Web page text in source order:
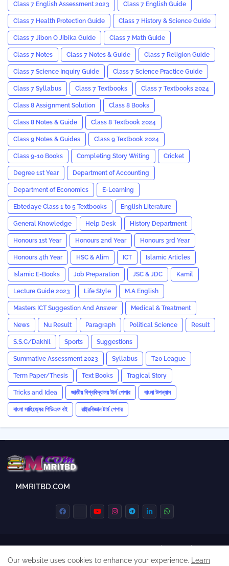
Class 7 English Assessment 2023 Class 7 English Guide
Class 7 Health Protection Guide Class 7 History & Science Guide
Class 7 Jibon O Jibika Guide Class 7 Math Guide
Class 7 Notes Class 7 Notes & Guide Class 7 Religion Guide
Class 7 Science Inquiry Guide Class 7 Science Practice Guide
Class 7 Syllabus Class 7 Textbooks Class 7 Textbooks 2024
Class 8 Assignment Solution Class 8 Books
Class 8 Notes & Guide Class 8 Textbook 2024
Class 9 Notes & Guides Class 9 Textbook 2024
Class 9-10 Books Completing Story Writing Cricket
Degree 1st Year Department of Accounting
Department of Economics E-Learning
Ebtedaye Class 1 to 5 Textbooks English Literature
General Knowledge Help Desk History Department
Honours 1st Year Honours 2nd Year Honours 3rd Year
Honours 4th Year HSC & Alim ICT Islamic Articles
Islamic E-Books Job Preparation JSC & JDC Kamil
Lecture Guide 2023 Life Style M.A English
Masters ICT Suggestion And Answer Medical & Treatment
News Nu Result Paragraph Political Science Result
S.S.C/Dakhil Sports Suggestions
Summative Assessment 2023 ‍Syllabus T20 League
Term Paper/Thesis Text Books Tragical Story
Tricks and ‍Idea জাতীয় বিশ্ববিদ্যালয় টার্ম পেপার বাংলা উপন্যাস
বাংলা সাহিত্যের পিডিএফ বই রাষ্ট্রবিজ্ঞান টার্ম পেপার
MMRITBD.COM
sitemap
Copyright / DMCA Policy Cookie Policy
Our website uses cookies to enhance your experience. Learn